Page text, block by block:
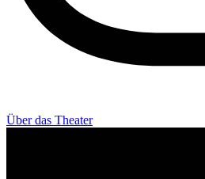
Über das Theater